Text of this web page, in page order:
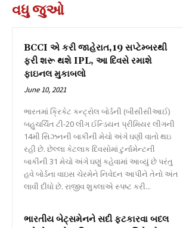
વધુ જુઓ
BCCI એ કરી જાહેરાત,19 સપ્ટેમ્બરથી
ફરી શરૂ થશે IPL, આ દિવસે રમાશે
ફાઇનલ મુકાબલો
June 10, 2021
ભારતમાં ક્રિકેટ કન્ટ્રોલ બોર્ડની (બીસીસીઆઈ)
બહુચર્ચિત ટી-20 લીગ ઈન્ડિયન પ્રીમિયર લીગની
14મી સિઝનની બાકીની મેચો અંગે ઘણી વાતો થઇ
રહી છે. છેલ્લા કેટલાક દિવસોમાં ટુર્નામેન્ટની
બાકીની 31 મેચો અંગે ઘણું કહેવામાં આવ્યું છે પરંતુ
હવે બોર્ડના વાઇસ ચેરમેને નિવેદન આપીને તેનો અંત
લાવી દીધો છે. રાજીવ શુક્લાએ સ્પષ્ટ કરી...
ભારતીય બેટ્સમેનને સદી ફટકારવા બદલ